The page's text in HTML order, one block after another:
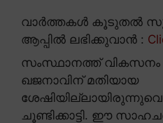
വാർത്തകൾ കൂടുതൽ
ആപ്പിൽ ലഭിക്കുവാൻ :
സംസ്ഥാനത്ത് വികസനം
ഖജനാവിന് മതിയായ
ചൂണ്ടിക്കാട്ടി. ഈ